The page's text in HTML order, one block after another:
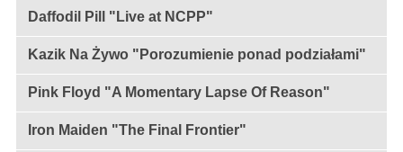
Daffodil Pill "Live at NCPP"
Kazik Na Żywo "Porozumienie ponad podziałami"
Pink Floyd "A Momentary Lapse Of Reason"
Iron Maiden "The Final Frontier"